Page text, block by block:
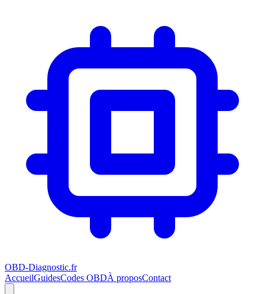
OBD-Diagnostic.fr
AccueilGuidesCodes OBDÀ proposContact